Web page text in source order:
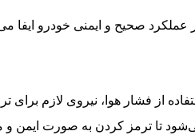
صحیح و ایمنی خودرو ایفا
از فشار هوا، نیروی لازم برای
تا ترمز کردن به صورت ایمن و